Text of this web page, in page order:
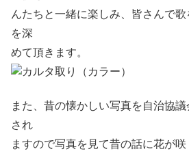
んたちと一緒に楽しみ、皆さんで
を深
めて頂きます。
また、昔の懐かしい写真を自治協
され
ますので写真を見て昔の話に花が咲